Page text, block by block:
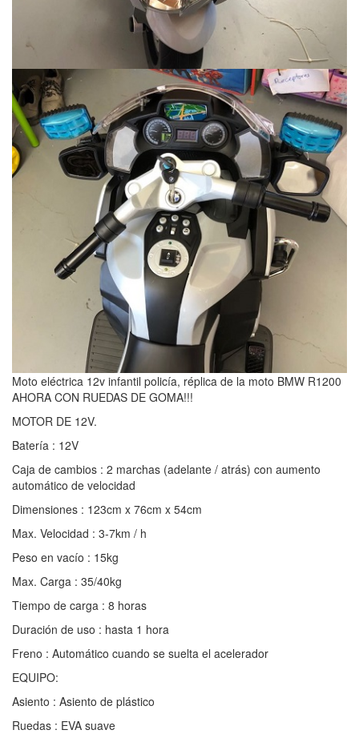
Moto eléctrica 12v infantil policía, réplica de la moto BMW R1200
AHORA CON RUEDAS DE GOMA!!!
MOTOR DE 12V.
Batería : 12V
Caja de cambios : 2 marchas (adelante / atrás) con aumento
automático de velocidad
Dimensiones : 123cm x 76cm x 54cm
Max. Velocidad : 3-7km / h
Peso en vacío : 15kg
Max. Carga : 35/40kg
Tiempo de carga : 8 horas
Duración de uso : hasta 1 hora
Freno : Automático cuando se suelta el acelerador
EQUIPO:
Asiento : Asiento de plástico
Ruedas : EVA suave